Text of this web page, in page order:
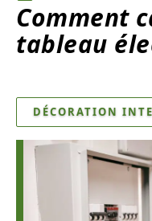
Comment
tableau
DÉCORATION